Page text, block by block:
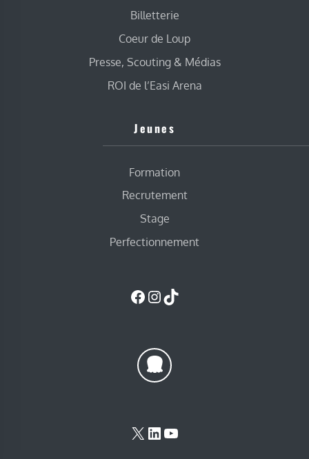
Billetterie
Coeur de Loup
Presse, Scouting & Médias
ROI de l’Easi Arena
Jeunes
Formation
Recrutement
Stage
Perfectionnement
Facebook
Instagram
TikTok
X LinkedIn
YouTube